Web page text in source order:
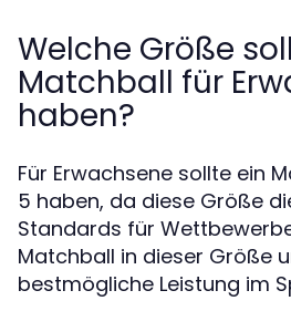
Welche Größe
Matchball für
haben?
Für Erwachsene sollte ein
5 haben, da diese Größe
Standards für
Matchball in dieser Größe
bestmögliche Leistung im